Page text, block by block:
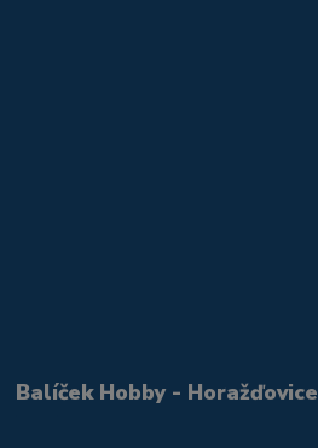
Balíček Hobby - Horažďovice